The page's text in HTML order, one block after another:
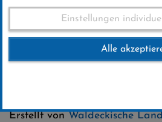
Zwei Teams
Bundesfinale
Erstellt vonWaldeckische
Einstellungen
Alle